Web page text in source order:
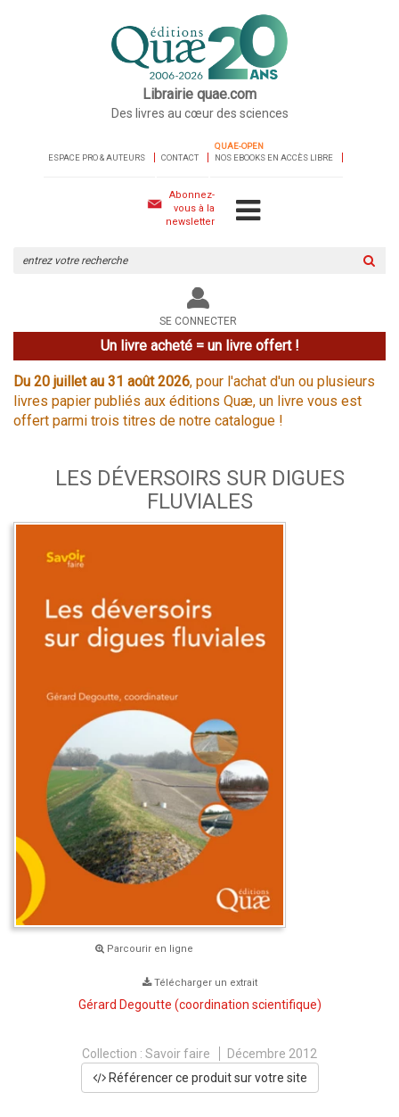
Librairie quae.com
Des livres au cœur des sciences
ESPACE PRO & AUTEURS CONTACT
QUAE-OPEN
NOS EBOOKS EN ACCÈS LIBRE
Abonnez-
vous à la
newsletter
le
site
SE CONNECTER
Un livre acheté = un livre offert !
Du 20 juillet au 31 août 2026, pour l'achat d'un ou plusieurs
livres papier publiés aux éditions Quæ, un livre vous est
offert parmi trois titres de notre catalogue !
LES DÉVERSOIRS SUR DIGUES
FLUVIALES
Parcourir en ligne
Télécharger un extrait
Gérard Degoutte (coordination scientifique)
Collection : Savoir faire
Décembre 2012
Référencer ce produit sur votre site